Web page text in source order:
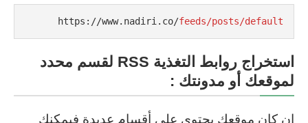
https://www.nadiri.co/feeds/posts/default
استخراج روابط التغذية RSS
لقسم محدد
لموقعك أو مدونتك :
ان كان موقعك يحتوي على أقسام عديدة فيمكنك